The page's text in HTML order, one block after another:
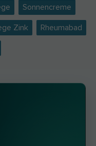
Sonnencreme
Zink Rheumabad